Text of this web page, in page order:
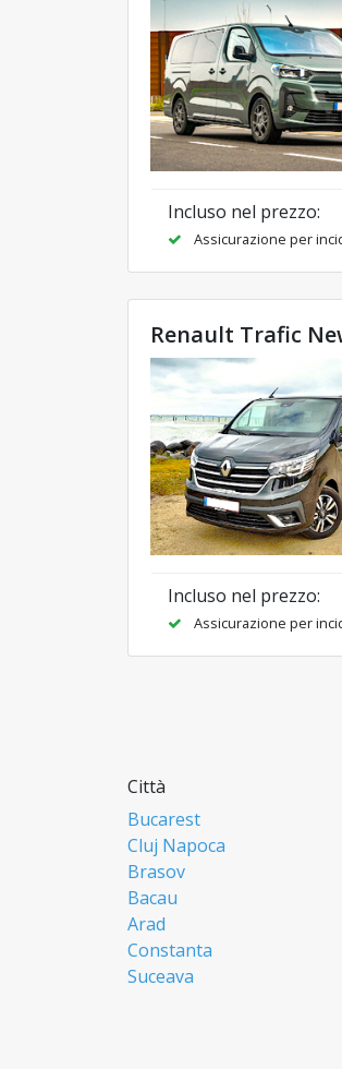
Incluso nel prezzo:
Assicurazione per
Renault Trafic
Incluso nel prezzo:
Assicurazione per
Città
Bucarest
Cluj Napoca
Brasov
Bacau
Arad
Constanta
Suceava